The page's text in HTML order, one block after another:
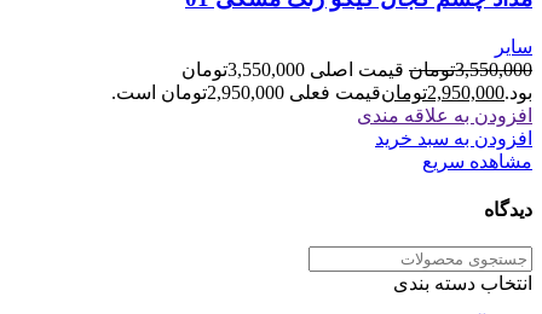
سایر
3,550,000تومان
قیمت اصلی 3,550,000تومان
بود.2,950,000تومانقیمت فعلی 2,950,000تومان است.
افزودن به علاقه مندی
افزودن به سبد خرید
مشاهده سریع
دیدگاه
انتخاب دسته بندی